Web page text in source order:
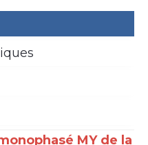
MY de la